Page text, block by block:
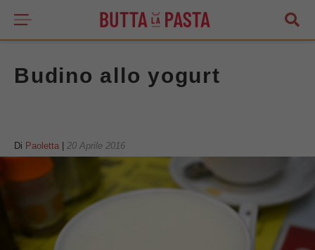
Budino allo yogurt
Di Paoletta 20 Aprile 2016